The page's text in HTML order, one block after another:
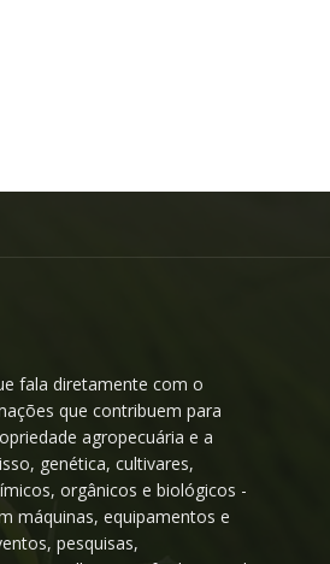
fala diretamente com o
que contribuem para
agropecuária e a
genética, cultivares,
orgânicos e biológicos -
máquinas, equipamentos e
pesquisas,